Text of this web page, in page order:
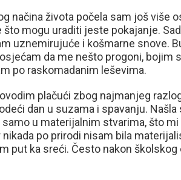
načina života počela sam još više
što mogu uraditi jeste pokajanje.
uznemirujuće i košmarne snove.
da me nešto progoni, bojim
po raskomadanim leševima.
plačući zbog najmanjeg
dan u suzama i spavanju. Našla
samo u materijalnim stvarima, što
po prirodi nisam bila
put ka sreći. Često nakon školskog